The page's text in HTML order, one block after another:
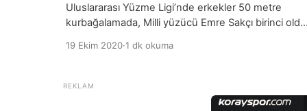
Uluslararası Yüzme Ligi’nde erkekler 50 metre
kurbağalamada, Milli yüzücü Emre Sakçı birinci
organizasyonda mücadele eden milli sporcu Emre
19 Ekim 2020·1 dk okuma